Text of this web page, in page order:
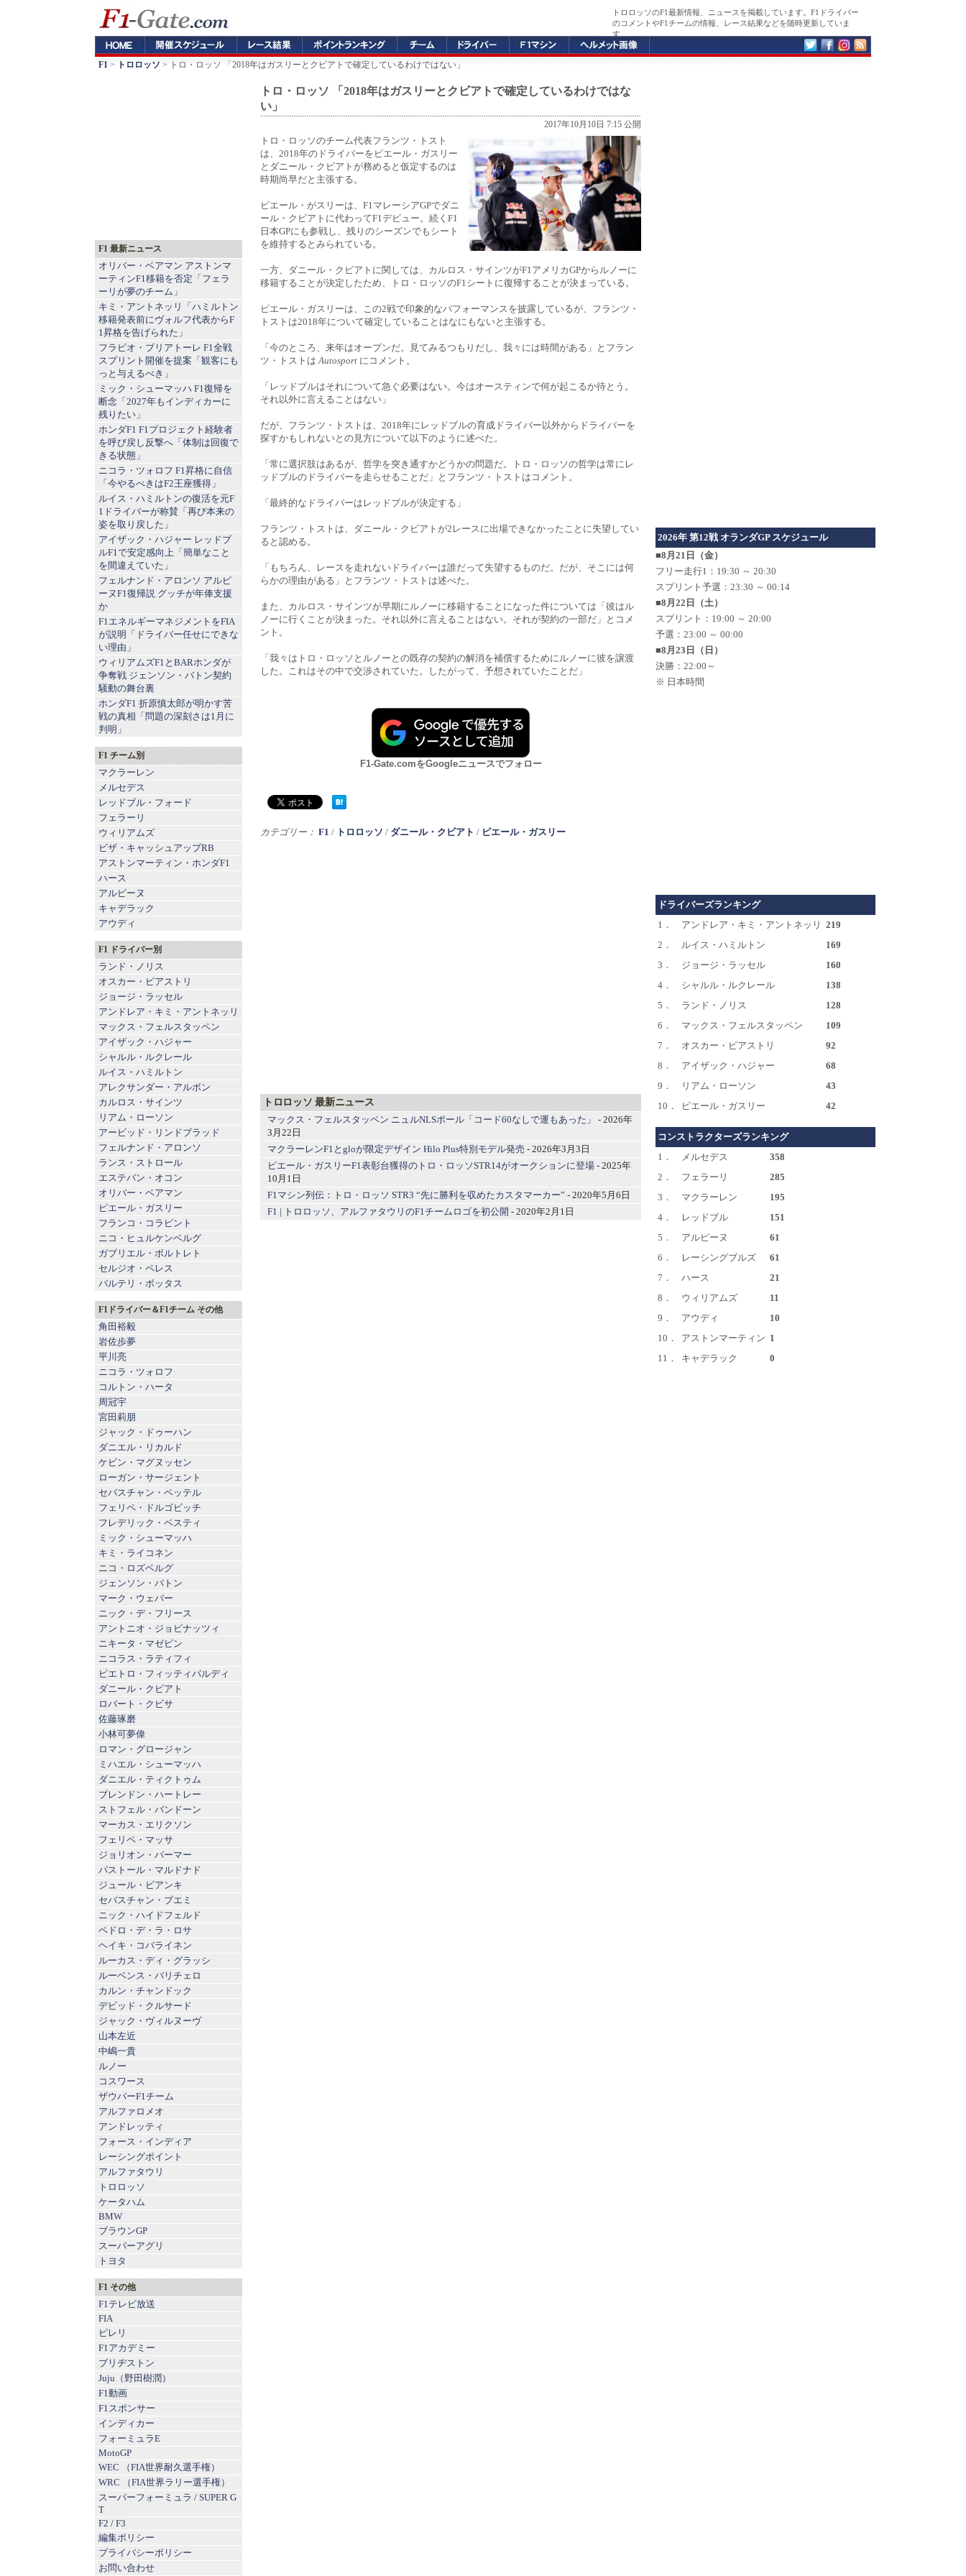
トロロッソのF1最新情報、ニュースを掲載しています。F1ドライバー
のコメントやF1チームの情報、レース結果などを随時更新していま
す。
F1 > トロロッソ > トロ・ロッソ 「2018年はガスリーとクビアトで確定しているわけではない」
トロ・ロッソ 「2018年はガスリーとクビアトで確定しているわけではな
い」
2017年10月10日 7:15 公開
トロ・ロッソのチーム代表フランツ・トスト
は、2018年のドライバーをピエール・ガスリー
とダニール・クビアトが務めると仮定するのは
時期尚早だと主張する。
ピエール・がスリーは、F1マレーシアGPでダニ
ール・クビアトに代わってF1デビュー。続くF1
日本GPにも参戦し、残りのシーズンでもシート
を維持するとみられている。
一方、ダニール・クビアトに関しては、カルロス・サインツがF1アメリカGPからルノーに
移籍することが決定したため、トロ・ロッソのF1シートに復帰することが決まっている。
ピエール・ガスリーは、この2戦で印象的なパフォーマンスを披露しているが、フランツ・
トストは2018年について確定していることはなにもないと主張する。
「今のところ、来年はオープンだ。見てみるつもりだし、我々には時間がある」とフラン
ツ・トストはAutosport にコメント。
「レッドブルはそれについて急ぐ必要はない。今はオースティンで何が起こるか待とう。
それ以外に言えることはない」
だが、フランツ・トストは、2018年にレッドブルの育成ドライバー以外からドライバーを
探すかもしれないとの見方について以下のように述べた。
「常に選択肢はあるが、哲学を突き通すかどうかの問題だ。トロ・ロッソの哲学は常にレ
ッドブルのドライバーを走らせることだ」とフランツ・トストはコメント。
「最終的なドライバーはレッドブルが決定する」
フランツ・トストは、ダニール・クビアトが2レースに出場できなかったことに失望してい
ると認める。
「もちろん、レースを走れないドライバーは誰だって失望するものだ。だが、そこには何
らかの理由がある」とフランツ・トストは述べた。
また、カルロス・サインツが早期にルノーに移籍することになった件については「彼はル
ノーに行くことが決まった。それ以外に言えることはない。それが契約の一部だ」とコメ
ント。
「我々はトロ・ロッソとルノーとの既存の契約の解消を補償するためにルノーに彼を譲渡
した。これはその中で交渉されていた。したがって、予想されていたことだ」
F1-Gate.comをGoogleニュースでフォロー
カテゴリー： F1 / トロロッソ / ダニール・クビアト / ピエール・ガスリー
トロロッソ 最新ニュース
マックス・フェルスタッペン ニュルNLSポール「コード60なしで運もあった」
- 2026年
3月22日
マクラーレンF1とgloが限定デザイン Hilo Plus特別モデル発売 - 2026年3月3日
ピエール・ガスリーF1表彰台獲得のトロ・ロッソSTR14がオークションに登場 - 2025年
10月1日
F1マシン列伝：トロ・ロッソ STR3 “先に勝利を収めたカスタマーカー” - 2020年5月6日
F1 | トロロッソ、アルファタウリのF1チームロゴを初公開 - 2020年2月1日
F1 最新ニュース
オリバー・ベアマン アストンマ
ーティンF1移籍を否定「フェラ
ーリが夢のチーム」
キミ・アントネッリ「ハミルトン
移籍発表前にヴォルフ代表からF
1昇格を告げられた」
フラビオ・ブリアトーレ F1全戦
スプリント開催を提案「観客にも
っと与えるべき」
ミック・シューマッハ F1復帰を
断念「2027年もインディカーに
残りたい」
ホンダF1 F1プロジェクト経験者
を呼び戻し反撃へ「体制は回復で
きる状態」
ニコラ・ツォロフ F1昇格に自信
「今やるべきはF2王座獲得」
ルイス・ハミルトンの復活を元F
1ドライバーが称賛「再び本来の
姿を取り戻した」
アイザック・ハジャー レッドブ
ルF1で安定感向上「簡単なこと
を間違えていた」
フェルナンド・アロンソ アルピ
ーヌF1復帰説 グッチが年俸支援
か
F1エネルギーマネジメントをFIA
が説明「ドライバー任せにできな
い理由」
ウィリアムズF1とBARホンダが
争奪戦 ジェンソン・バトン契約
騒動の舞台裏
ホンダF1 折原慎太郎が明かす苦
戦の真相「問題の深刻さは1月に
判明」
F1 チーム別
マクラーレン
メルセデス
レッドブル ・ フォード
フェラーリ
ウィリアムズ
ビザ・キャッシュアップRB
アストンマーティン ・ ホンダF1
ハース
アルピーヌ
キャデラック
アウディ
F1 ドライバー別
ランド・ノリス
オスカー・ピアストリ
ジョージ・ラッセル
アンドレア・キミ・アントネッリ
マックス・フェルスタッペン
アイザック・ハジャー
シャルル・ルクレール
ルイス・ハミルトン
アレクサンダー・アルボン
カルロス・サインツ
リアム・ローソン
アービッド・リンドブラッド
フェルナンド・アロンソ
ランス・ストロール
エステバン・オコン
オリバー・ベアマン
ピエール・ガスリー
フランコ・コラピント
ニコ・ヒュルケンベルグ
ガブリエル・ボルトレト
セルジオ・ペレス
バルテリ・ボッタス
F1ドライバー＆F1チーム その他
角田裕毅
岩佐歩夢
平川亮
ニコラ・ツォロフ
コルトン・ハータ
周冠宇
宮田莉朋
ジャック・ドゥーハン
ダニエル・リカルド
ケビン・マグヌッセン
ローガン・サージェント
セバスチャン・ベッテル
フェリペ・ドルゴビッチ
フレデリック・ベスティ
ミック・シューマッハ
キミ・ライコネン
ニコ・ロズベルグ
ジェンソン・バトン
マーク・ウェバー
ニック・デ・フリース
アントニオ・ジョビナッツィ
ニキータ・マゼピン
ニコラス・ラティフィ
ピエトロ・フィッティパルディ
ダニール・クビアト
ロバート・クビサ
佐藤琢磨
小林可夢偉
ロマン・グロージャン
ミハエル・シューマッハ
ダニエル・ティクトゥム
ブレンドン・ハートレー
ストフェル・バンドーン
マーカス・エリクソン
フェリペ・マッサ
ジョリオン・パーマー
パストール・マルドナド
ジュール・ビアンキ
セバスチャン・ブエミ
ニック・ハイドフェルド
ペドロ・デ・ラ・ロサ
ヘイキ・コバライネン
ルーカス・ディ・グラッシ
ルーベンス・バリチェロ
カルン・チャンドック
デビッド・クルサード
ジャック・ヴィルヌーヴ
山本左近
中嶋一貴
ルノー
コスワース
ザウバーF1チーム
アルファロメオ
アンドレッティ
フォース・インディア
レーシングポイント
アルファタウリ
トロロッソ
ケータハム
BMW
ブラウンGP
スーパーアグリ
トヨタ
F1 その他
F1テレビ放送
FIA
ピレリ
F1アカデミー
ブリヂストン
Juju（野田樹潤）
F1動画
F1スポンサー
インディカー
フォーミュラE
MotoGP
WEC （FIA世界耐久選手権）
WRC （FIA世界ラリー選手権）
スーパーフォーミュラ / SUPER G
T
F2 / F3
編集ポリシー
プライバシーポリシー
お問い合わせ
2026年 第12戦 オランダGP スケジュール
■8月21日（金）
フリー走行1：19:30 ～ 20:30
スプリント予選：23:30 ～ 00:14
■8月22日（土）
スプリント：19:00 ～ 20:00
予選：23:00 ～ 00:00
■8月23日（日）
決勝：22:00～
※ 日本時間
ドライバーズランキング
1．
アンドレア・キミ・アントネッリ 219
2．
ルイス・ハミルトン
169
3．
ジョージ・ラッセル
160
4．
シャルル・ルクレール
138
5．
ランド・ノリス
128
6．
マックス・フェルスタッペン
109
7．
オスカー・ピアストリ
92
8．
アイザック・ハジャー
68
9．
リアム・ローソン
43
10．
ピエール・ガスリー 42
コンストラクターズランキング
1．
メルセデス
358
2．
フェラーリ
285
3．
マクラーレン
195
4．
レッドブル
151
5．
アルピーヌ
61
6．
レーシングブルズ
61
7．
ハース
21
8．
ウィリアムズ
11
9．
アウディ
10
10．
アストンマーティン 1
11．
キャデラック 0